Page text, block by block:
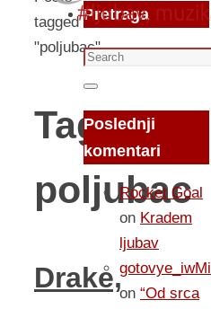
tagged
"poljubac"
Tag:
poljubac
Drake,
Pretraga
Search
for:
Search
Poslednji
komentari
Rocket Goal
on Kradem
ljubav
gotovye_iwMi
on “Od srca